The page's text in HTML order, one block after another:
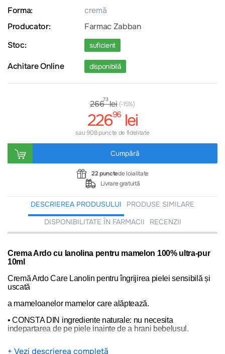
Forma:
cremă
Producator:
Farmac Zabban
Stoc:
suficient
Achitare Online disponibilă
26673lei (-15%)
22696 lei
sau 908 puncte de fidelitate
Cumpără
22 punctede loialitate
Livrare gratuită
DESCRIEREA PRODUSULUI
PRODUSE SIMILARE
DISPONIBILITATE ÎN FARMACII
RECENZII
Crema Ardo cu lanolina pentru mamelon 100% ultra-pur
10ml
Cremă Ardo Care Lanolin pentru îngrijirea pielei sensibilă și
uscată
a mameloanelor mamelor care alăptează.
• CONSTA DIN ingrediente naturale: nu necesita
indepartarea de pe piele inainte de a hrani bebelusul.
+ Vezi descrierea completă